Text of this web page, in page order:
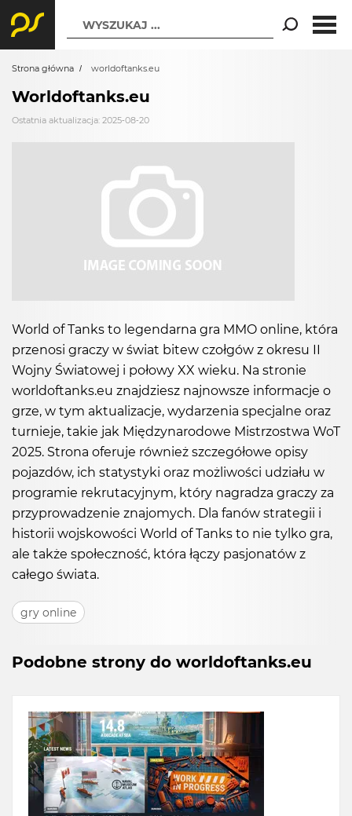
WYSZUKAJ ...
Strona główna worldoftanks.eu
Worldoftanks.eu
Ostatnia aktualizacja: 2025-08-20
World of Tanks to legendarna gra MMO online, która
przenosi graczy w świat bitew czołgów z okresu II
Wojny Światowej i połowy XX wieku. Na stronie
worldoftanks.eu znajdziesz najnowsze informacje o
grze, w tym aktualizacje, wydarzenia specjalne oraz
turnieje, takie jak Międzynarodowe Mistrzostwa WoT
2025. Strona oferuje również szczegółowe opisy
pojazdów, ich statystyki oraz możliwości udziału w
programie rekrutacyjnym, który nagradza graczy za
przyprowadzenie znajomych. Dla fanów strategii i
historii wojskowości World of Tanks to nie tylko gra,
ale także społeczność, która łączy pasjonatów z
całego świata.
gry online
Podobne strony do worldoftanks.eu